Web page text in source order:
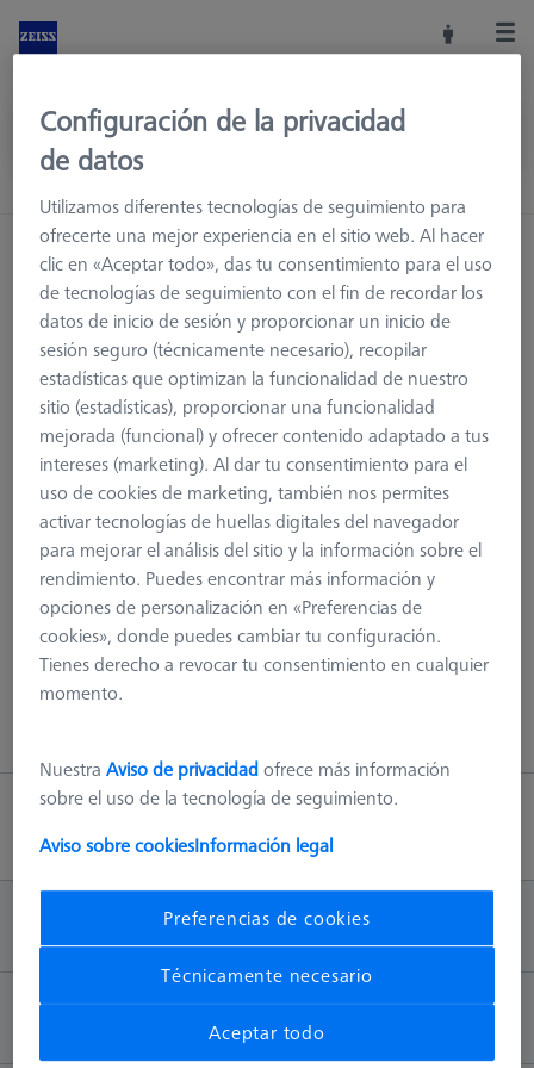
Página no encontrada.
¡404 - hemos explorado todo!
Este error puede tener varias causas, por ej. La página ya no
existe en nuestro servidor o hay un error en la URL.
Configuración de la privacidad
de datos
Utilizamos diferentes tecnologías de seguimiento para
ofrecerte una mejor experiencia en el sitio web. Al hacer
clic en «Aceptar todo», das tu consentimiento para el uso
de tecnologías de seguimiento con el fin de recordar los
datos de inicio de sesión y proporcionar un inicio de
sesión seguro (técnicamente necesario), recopilar
estadísticas que optimizan la funcionalidad de nuestro
sitio (estadísticas), proporcionar una funcionalidad
mejorada (funcional) y ofrecer contenido adaptado a tus
intereses (marketing). Al dar tu consentimiento para el
uso de cookies de marketing, también nos permites
activar tecnologías de huellas digitales del navegador
para mejorar el análisis del sitio y la información sobre el
rendimiento. Puedes encontrar más información y
opciones de personalización en «Preferencias de
cookies», donde puedes cambiar tu configuración.
Tienes derecho a revocar tu consentimiento en cualquier
momento.
NuestraAviso de privacidadofrece más información
sobre el uso de la tecnología de seguimiento.
Aviso sobre cookiesInformación legal
Preferencias de cookies
Técnicamente necesario
Aceptar todo